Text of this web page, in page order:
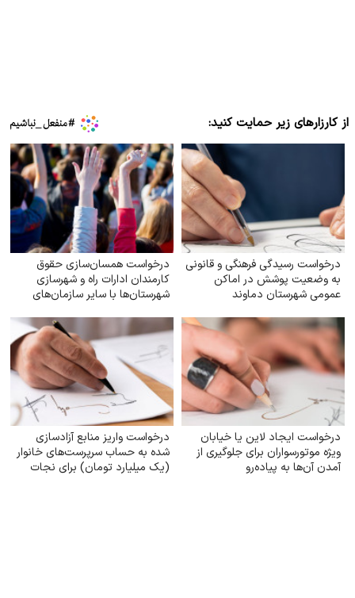
از کارزارهای زیر حمایت کنید:
درخواست رسیدگی فرهنگی و قانونی
به وضعیت پوشش در اماکن
عمومی شهرستان دماوند
درخواست همسان‌سازی حقوق
کارمندان ادارات راه و شهرسازی
شهرستان‌ها با سایر سازمان‌های
درخواست ایجاد لاین یا خیابان
ویژه موتورسواران برای جلوگیری از
آمدن آن‌ها به پیاده‌رو
درخواست واریز منابع آزادسازی
شده به حساب سرپرست‌های خانوار
(یک میلیارد تومان) برای نجات